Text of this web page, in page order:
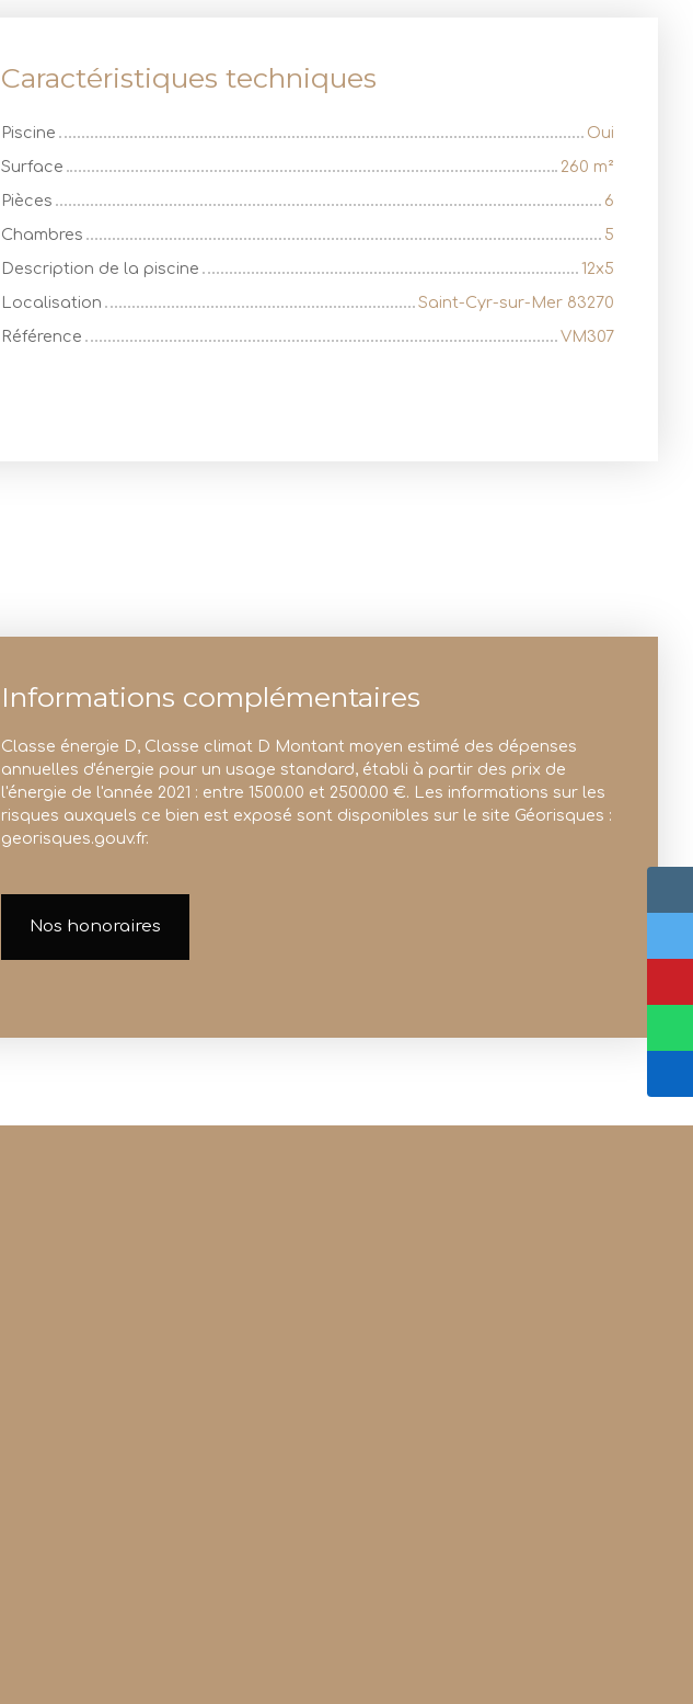
Caractéristiques techniques
Piscine
Oui
Surface
260 m²
Pièces
6
Chambres
5
Description de la piscine
12x5
Localisation
Saint-Cyr-sur-Mer 83270
Référence
VM307
Informations complémentaires
Classe énergie D, Classe climat D Montant moyen estimé des dépenses
annuelles d'énergie pour un usage standard, établi à partir des prix de
l'énergie de l'année 2021 : entre 1500.00 et 2500.00 €. Les informations sur les
risques auxquels ce bien est exposé sont disponibles sur le site Géorisques :
georisques.gouv.fr.
Nos honoraires